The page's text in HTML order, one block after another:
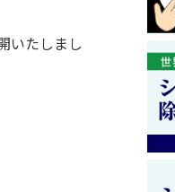
いたしまし